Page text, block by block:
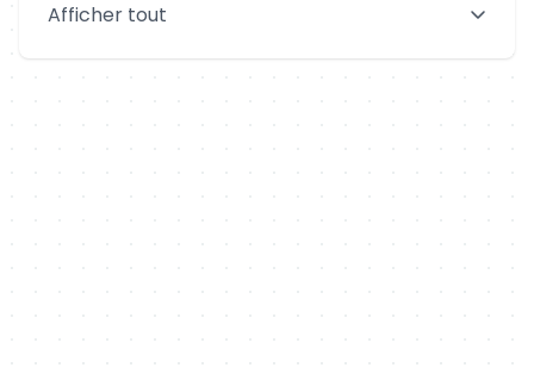
Aix-en-Provence
Afficher tout